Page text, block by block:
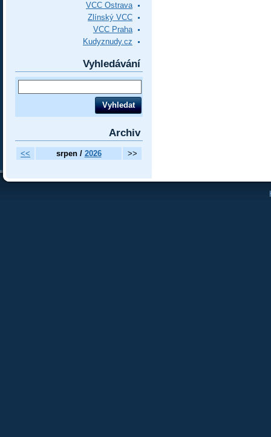
VCC Ostrava
Zlínský VCC
VCC Praha
Kudyznudy.cz
Vyhledávání
Archiv
<< srpen / 2026 >>